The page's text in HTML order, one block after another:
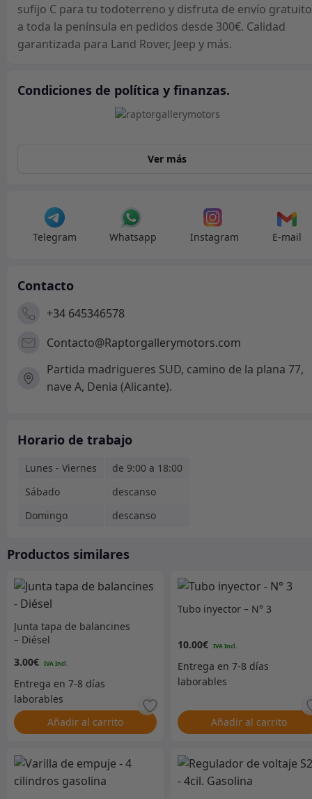
cantidad
sufijo C para tu todoterreno y disfruta de envío gratuito
a toda la península en pedidos desde 300€. Calidad
garantizada para Land Rover, Jeep y más.
Condiciones de política y finanzas.
Ver más
Telegram Whatsapp Instagram E-mail
Contacto
+34 645346578
Contacto@Raptorgallerymotors.com
Partida madrigueres SUD, camino de la plana 77,
nave A, Denia (Alicante).
Horario de trabajo
Lunes - Viernes
de 9:00 a 18:00
Sábado
descanso
Domingo
descanso
Productos similares
Junta tapa de balancines
– Diésel
3.00€
Añadir al carrito
Tubo inyector – N° 3
10.00€
Añadir al carrito